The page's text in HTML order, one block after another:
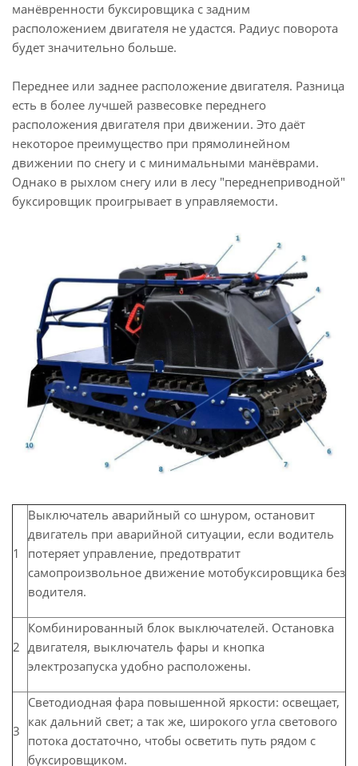
манёвренности буксировщика с задним
расположением двигателя не удастся. Радиус поворота
будет значительно больше.
Переднее или заднее расположение двигателя. Разница
есть в более лучшей развесовке переднего
расположения двигателя при движении. Это даёт
некоторое преимущество при прямолинейном
движении по снегу и с минимальными манёврами.
Однако в рыхлом снегу или в лесу "переднеприводной"
буксировщик проигрывает в управляемости.
1
Выключатель аварийный со шнуром, остановит
двигатель при аварийной ситуации, если водитель
потеряет управление, предотвратит
самопроизвольное движение мотобуксировщика без
водителя.
2
Комбинированный блок выключателей. Остановка
двигателя, выключатель фары и кнопка
электрозапуска удобно расположены.
3
Светодиодная фара повышенной яркости: освещает,
как дальний свет; а так же, широкого угла светового
потока достаточно, чтобы осветить путь рядом с
буксировщиком.